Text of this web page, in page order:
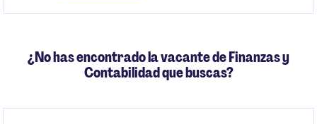
¿No has encontrado la vacante de Finanzas y
Contabilidad que buscas?